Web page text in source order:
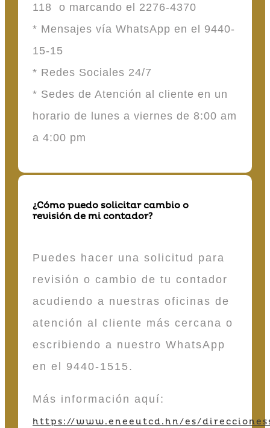
118 o marcando el 2276-4370
* Mensajes vía WhatsApp en el 9440-
15-15
* Redes Sociales 24/7
* Sedes de Atención al cliente en un
horario de lunes a viernes de 8:00 am
a 4:00 pm
¿Cómo puedo solicitar cambio o
revisión de mi contador?
Puedes hacer una solicitud para
revisión o cambio de tu contador
acudiendo a nuestras oficinas de
atención al cliente más cercana o
escribiendo a nuestro WhatsApp
en el 9440-1515.
Más información aquí:
https://www.eneeutcd.hn/es/